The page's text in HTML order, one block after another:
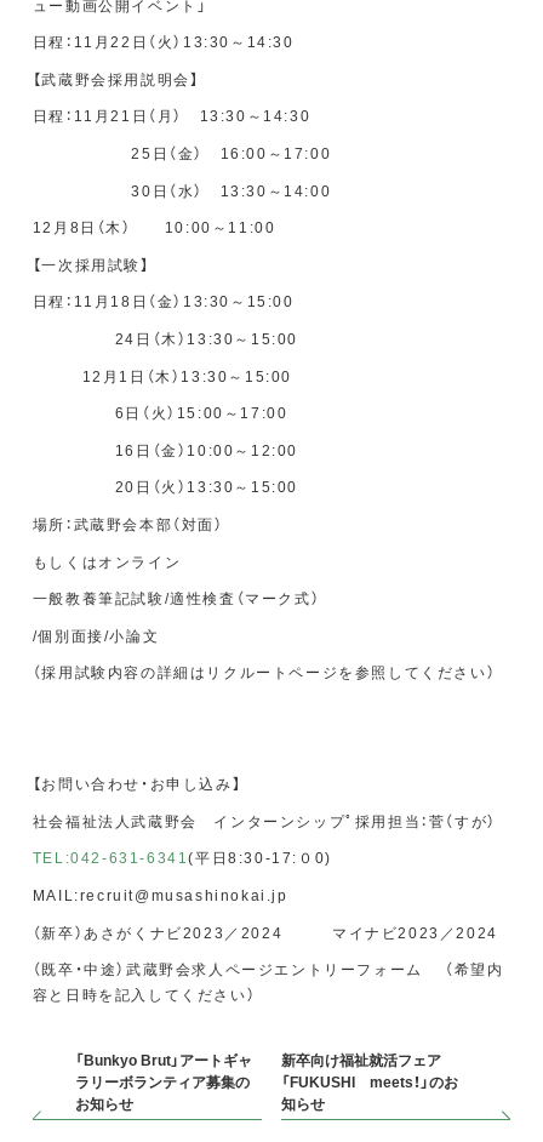
ュー動画公開イベント」
日程：11月22日（火）13:30～14:30
【武蔵野会採用説明会】
日程：11月21日（月） 13:30～14:30
25日（金） 16:00～17:00
30日（水） 13:30～14:00
12月8日（木） 10:00～11:00
【一次採用試験】
日程：11月18日（金）13:30～15:00
24日（木）13:30～15:00
12月1日（木）13:30～15:00
6日（火）15:00～17:00
16日（金）10:00～12:00
20日（火）13:30～15:00
場所：武蔵野会本部（対面）
もしくはオンライン
一般教養筆記試験/適性検査（マーク式）
/個別面接/小論文
（採用試験内容の詳細はリクルートページを参照してください）
【お問い合わせ・お申し込み】
社会福祉法人武蔵野会 インターンシップﾟ採用担当：菅（すが）
TEL:042-631-6341(平日8:30-17:０0)
MAIL:recruit@musashinokai.jp
（新卒）あさがくナビ2023／2024 マイナビ2023／2024
（既卒・中途）武蔵野会求人ページエントリーフォーム （希望内
容と日時を記入してください）
「Bunkyo Brut」アートギャ
ラリーボランティア募集の
お知らせ
新卒向け福祉就活フェア
「FUKUSHI meets！」のお
知らせ